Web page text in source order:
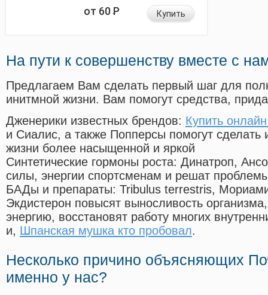
от 60Р Купить
На пути к совершенству вместе с
Предлагаем Вам сделать первый шаг для
инитмной жизни. Вам помогут средства,
Дженерики известных брендов: Купить
и Сиалис, а также Попперсы помогут
жизни более насыщенной и яркой
Синтетические гормоны роста: Динатроп,
силы, энергии спортсменам и решат
БАДы и препараты: Tribulus terrestris,
Экдистерон повысят выносливость
энергию, восстановят работу многих
и, Шпанская мушка кто пробовал.
Несколько причино объясняющих
именно у нас?